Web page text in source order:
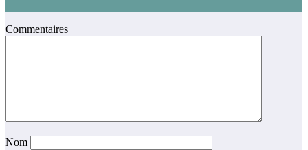
Commentaires
Nom